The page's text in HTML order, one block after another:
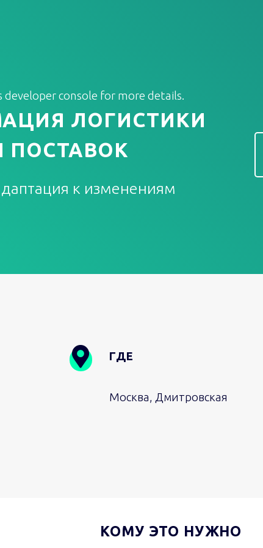
console for more details.
ЛОГИСТИКИ
ПОСТАВОК
к изменениям
ГДЕ
Москва, Дмитровская
КОМУ ЭТО НУЖНО